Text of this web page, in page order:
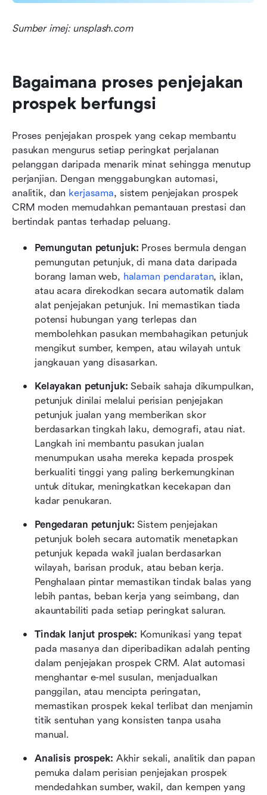
Sumber imej: unsplash.com
Bagaimana proses penjejakan
prospek berfungsi
Proses penjejakan prospek yang cekap membantu
pasukan mengurus setiap peringkat perjalanan
pelanggan daripada menarik minat sehingga menutup
perjanjian. Dengan menggabungkan automasi,
analitik, dan kerjasama, sistem penjejakan prospek
CRM moden memudahkan pemantauan prestasi dan
bertindak pantas terhadap peluang.
Pemungutan petunjuk: Proses bermula dengan
pemungutan petunjuk, di mana data daripada
borang laman web, halaman pendaratan, iklan,
atau acara direkodkan secara automatik dalam
alat penjejakan petunjuk. Ini memastikan tiada
potensi hubungan yang terlepas dan
membolehkan pasukan membahagikan petunjuk
mengikut sumber, kempen, atau wilayah untuk
jangkauan yang disasarkan.
Kelayakan petunjuk: Sebaik sahaja dikumpulkan,
petunjuk dinilai melalui perisian penjejakan
petunjuk jualan yang memberikan skor
berdasarkan tingkah laku, demografi, atau niat.
Langkah ini membantu pasukan jualan
menumpukan usaha mereka kepada prospek
berkualiti tinggi yang paling berkemungkinan
untuk ditukar, meningkatkan kecekapan dan
kadar penukaran.
Pengedaran petunjuk: Sistem penjejakan
petunjuk boleh secara automatik menetapkan
petunjuk kepada wakil jualan berdasarkan
wilayah, barisan produk, atau beban kerja.
Penghalaan pintar memastikan tindak balas yang
lebih pantas, beban kerja yang seimbang, dan
akauntabiliti pada setiap peringkat saluran.
Tindak lanjut prospek: Komunikasi yang tepat
pada masanya dan diperibadikan adalah penting
dalam penjejakan prospek CRM. Alat automasi
menghantar e-mel susulan, menjadualkan
panggilan, atau mencipta peringatan,
memastikan prospek kekal terlibat dan menjamin
titik sentuhan yang konsisten tanpa usaha
manual.
Analisis prospek: Akhir sekali, analitik dan papan
pemuka dalam perisian penjejakan prospek
mendedahkan sumber, wakil, dan kempen yang